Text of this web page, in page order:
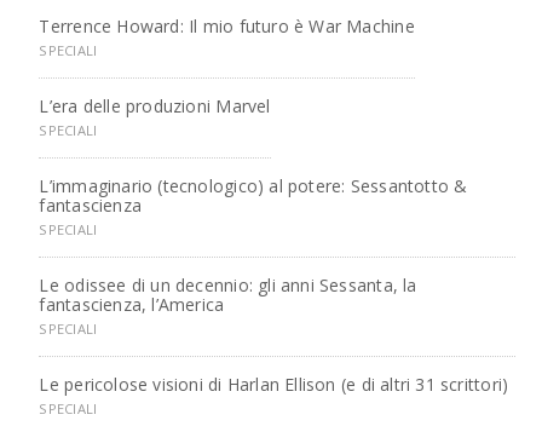
Terrence Howard: Il mio futuro è War Machine
SPECIALI
L’era delle produzioni Marvel
SPECIALI
L’immaginario (tecnologico) al potere: Sessantotto &
fantascienza
SPECIALI
Le odissee di un decennio: gli anni Sessanta, la
fantascienza, l’America
SPECIALI
Le pericolose visioni di Harlan Ellison (e di altri 31 scrittori)
SPECIALI